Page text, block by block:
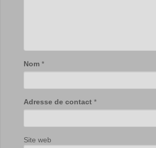
Nom *
Adresse de contact *
Site web